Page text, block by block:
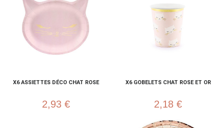
X6 ASSIETTES DÉCO CHAT ROSE
2,93 €
X6 GOBELETS CHAT ROSE ET OR
2,18 €